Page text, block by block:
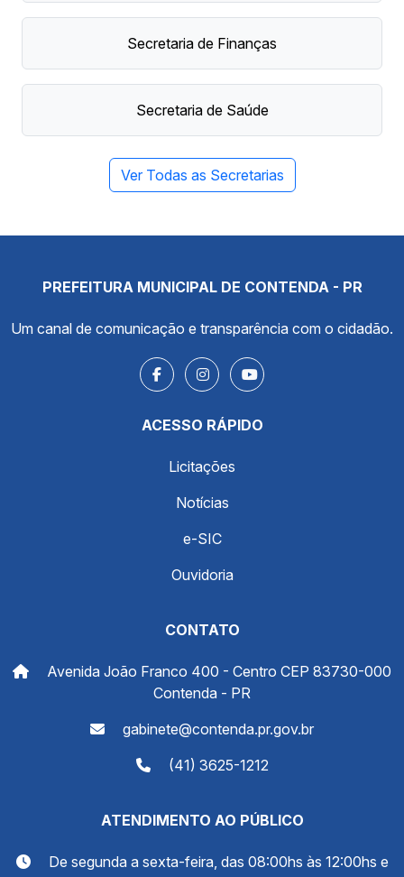
Secretaria de Finanças
Secretaria de Saúde
Ver Todas as Secretarias
PREFEITURA MUNICIPAL DE CONTENDA - PR
Um canal de comunicação e transparência com o cidadão.
ACESSO RÁPIDO
Licitações
Notícias
e-SIC
Ouvidoria
CONTATO
Avenida João Franco 400 - Centro CEP 83730-000
Contenda - PR
gabinete@contenda.pr.gov.br
(41) 3625-1212
ATENDIMENTO AO PÚBLICO
De segunda a sexta-feira, das 08:00hs às 12:00hs e